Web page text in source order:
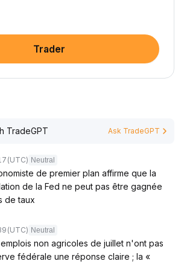
Trader
TradeGPT Ask TradeGPT
(UTC) Neutral
de premier plan affirme que la
de la Fed ne peut pas être gagnée
de taux
(UTC) Neutral
non agricoles de juillet n'ont pas
fédérale une réponse claire ; la «